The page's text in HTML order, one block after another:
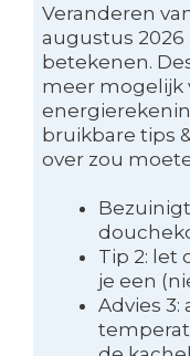
Veranderen
augustus
betekenen.
meer mogelijk
bruikbare tips
over zou
Tip 2: let
je een
Advies 3: